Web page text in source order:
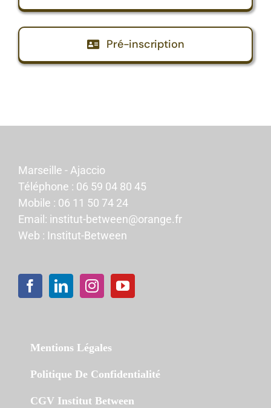
Pré-inscription
Marseille - Ajaccio
Téléphone : 06 59 04 80 45
Mobile : 06 11 50 74 24
Email: institut-between@orange.fr
Web : Institut-Between
Mentions Légales
Politique De Confidentialité
CGV Institut Between